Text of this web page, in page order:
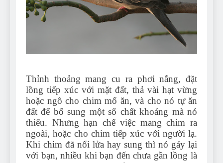
Thỉnh thoảng mang cu ra phơi nắng, đặt
lồng tiếp xúc với mặt đất, thả vài hạt vừng
hoặc ngô cho chim mổ ăn, và cho nó tự ăn
đất để bổ sung một số chất khoáng mà nó
thiếu. Nhưng hạn chế việc mang chim ra
ngoài, hoặc cho chim tiếp xúc với người lạ.
Khi chim đã nổi lửa hay sung thì nó gáy lại
với bạn, nhiều khi bạn đến chưa gần lồng là